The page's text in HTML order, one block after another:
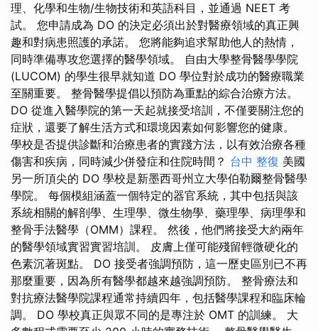
理、化學和生物/生物技術和英語科目，並通過 NEET 考
試。 您申請成為 DO 的決定必須出於對醫療領域的真正興
趣和對病患照護的承諾。 您將能夠追求幫助他人的熱情，
同時準備專攻您選擇的醫學領域。 自由大學整骨醫學學院
(LUCOM) 的學生很早就知道 DO 學位對於成功的醫療職業
至關重要。 整骨醫學提倡以預防為重點的綜合治療方法。
DO 從進入醫學院的第一天起就接受培訓，不僅要關注您的
症狀，還要了解生活方式和環境因素如何影響您的健康。
學校是否提供診斷和治療患者的實踐方法，以有效治療各種
傷害和疾病，同時減少併發症和住院時間？ 台中 整復 美國
另一所頂尖的 DO 學校是新墨西哥州立大學伯勒爾整骨醫學
學院。 每個模組涵蓋一個特定的器官系統，其中包括與該
系統相關的解剖學、生理學、微生物學、藥理學、病理學和
整骨手法醫學（OMM）課程。 然後，他們將接受大約兩年
的醫學領域實習實習培訓。 皮膚上僅可能殘留輕微硬化的
色素沉著斑點。 DO 接受者強調預防，這一歷史區別已不再
那麼重要，因為所有醫學都越來越強調預防。 整骨療法和
對抗療法醫學院課程通常持續四年，包括醫學課程和臨床輪
調。 DO 學校真正與眾不同的是專注於 OMT 的訓練。 大